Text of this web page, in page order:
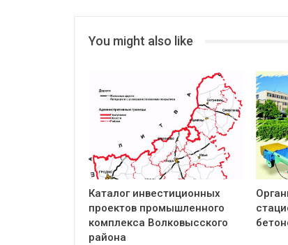
You might also like
Каталог инвестиционных
проектов промышленного
комплекса Волковысского
района